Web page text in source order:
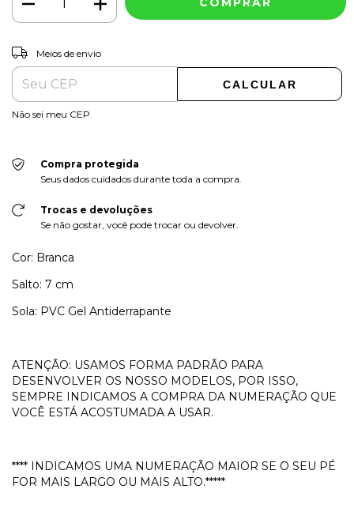
Entregas para o CEP:
Meios de envio
CALCULAR
Não sei meu CEP
Compra protegida
Seus dados cuidados durante toda a compra.
Trocas e devoluções
Se não gostar, você pode trocar ou devolver.
Cor: Branca
Salto: 7 cm
Sola: PVC Gel Antiderrapante
ATENÇÃO: USAMOS FORMA PADRÃO PARA
DESENVOLVER OS NOSSO MODELOS, POR ISSO,
SEMPRE INDICAMOS A COMPRA DA NUMERAÇÃO QUE
VOCÊ ESTÁ ACOSTUMADA A USAR.
**** INDICAMOS UMA NUMERAÇÃO MAIOR SE O SEU PÉ
FOR MAIS LARGO OU MAIS ALTO.*****